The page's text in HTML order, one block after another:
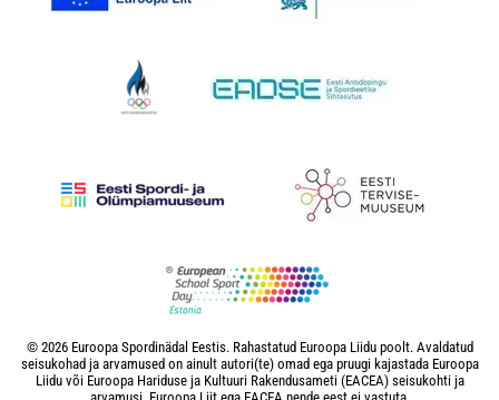
© 2026 Euroopa Spordinädal Eestis. Rahastatud Euroopa Liidu poolt. Avaldatud
seisukohad ja arvamused on ainult autori(te) omad ega pruugi kajastada Euroopa
Liidu või Euroopa Hariduse ja Kultuuri Rakendusameti (EACEA) seisukohti ja